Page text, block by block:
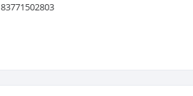
83771502803